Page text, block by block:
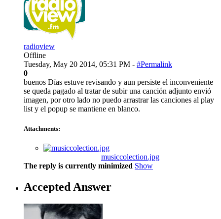
radioview
Offline
Tuesday, May 20 2014, 05:31 PM - #Permalink
0
buenos Días estuve revisando y aun persiste el inconveniente
se queda pagado al tratar de subir una canción adjunto envió
imagen, por otro lado no puedo arrastrar las canciones al play
list y el popup se mantiene en blanco.
Attachments:
musiccolection.jpg
The reply is currently minimized Show
Accepted Answer